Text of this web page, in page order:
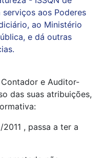
aos Poderes
ao Ministério
e dá outras
e Auditor-
das suas atribuições,
2011 , passa a ter a